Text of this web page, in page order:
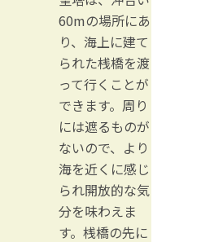
60mの場所にあ
り、海上に建て
られた桟橋を渡
って行くことが
できます。周り
には遮るものが
ないので、より
海を近くに感じ
られ開放的な気
分を味わえま
す。桟橋の先に